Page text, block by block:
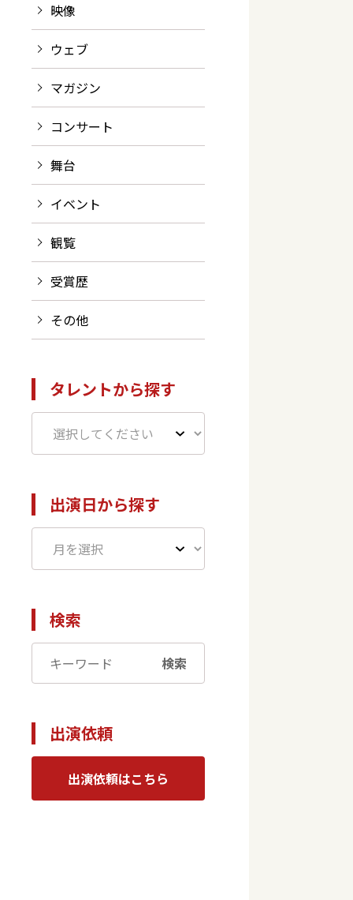
映像
ウェブ
マガジン
コンサート
舞台
イベント
観覧
受賞歴
その他
タレントから探す
出演日から探す
検索
検索
出演依頼
出演依頼はこちら